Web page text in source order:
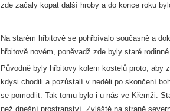
zde začaly kopat další hroby a do konce roku
Na starém hřbitově se pohřbívalo současně a
hřbitově novém, poněvadž zde byly staré rodinné
Původně byly hřbitovy kolem kostelů proto, aby
kdysi chodili a pozůstalí v neděli po skončení
se pomodlit. Tak tomu bylo i u nás ve Křemži.
než dnešní prostranství. Zvláště na straně